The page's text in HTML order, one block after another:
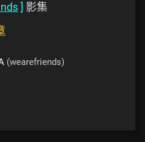
] 影集
(wearefriends)